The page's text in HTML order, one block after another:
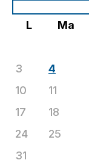
L Ma
3
4
10
11
17
18
24
25
31